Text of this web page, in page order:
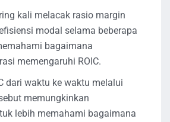
kali melacak rasio margin
modal selama beberapa
bagaimana
memengaruhi ROIC.
dari waktu ke waktu melalui
memungkinkan
lebih memahami bagaimana